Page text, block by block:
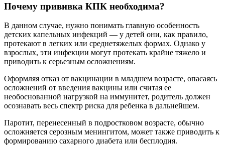
Почему прививка КПК необходима?
В данном случае, нужно понимать главную особенность
детских капельных инфекций — у детей они, как правило,
протекают в легких или среднетяжелых формах. Однако у
взрослых, эти инфекции могут протекать крайне тяжело и
приводить к серьезным осложнениям.
Оформляя отказ от вакцинации в младшем возрасте, опасаясь
осложнений от введения вакцины или считая ее
необоснованной нагрузкой на иммунитет, родитель должен
осознавать весь спектр риска для ребенка в дальнейшем.
Паротит, перенесенный в подростковом возрасте, обычно
осложняется серозным менингитом, может также приводить к
формированию сахарного диабета или бесплодия.